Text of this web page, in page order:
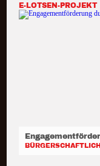
E-LOTSEN-PROJEKT